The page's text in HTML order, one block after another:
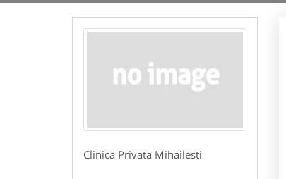
Clinica Privata Mihailesti